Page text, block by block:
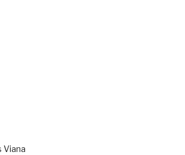
Viana